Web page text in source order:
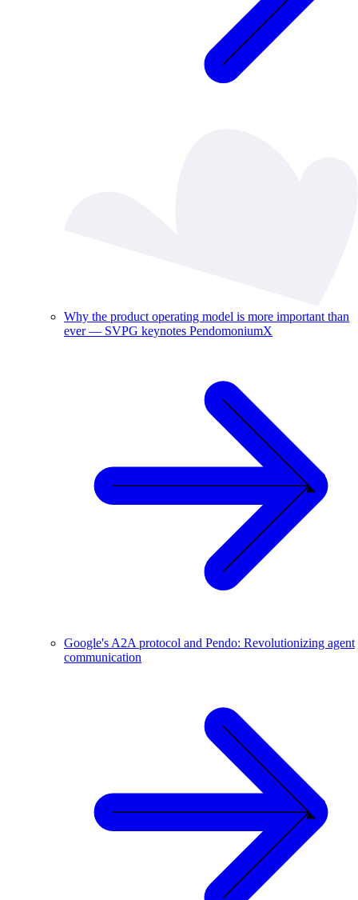
Why the product operating model is more important than
ever — SVPG keynotes PendomoniumX
Google's A2A protocol and Pendo: Revolutionizing agent
communication